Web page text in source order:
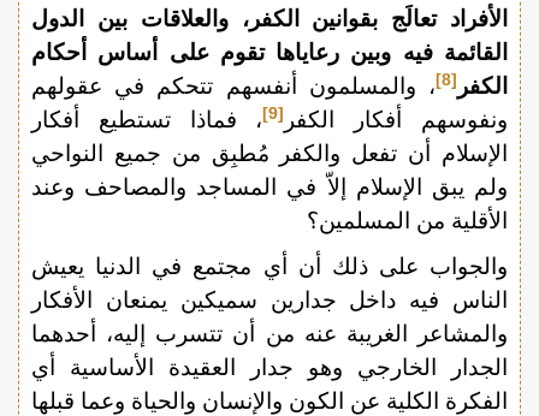
الأفراد تعالَج بقوانين الكفر، والعلاقات بين الدول
القائمة فيه وبين رعاياها تقوم على أساس أحكام
الكفر [8]
، والمسلمون أنفسهم تتحكم في عقولهم
ونفوسهم أفكار الكفر [9]
، فماذا تستطيع أفكار
الإسلام أن تفعل والكفر مُطبِق من جميع النواحي
ولم يبق الإسلام إلاّ في المساجد والمصاحف وعند
الأقلية من المسلمين؟
والجواب على ذلك أن أي مجتمع في الدنيا يعيش
الناس فيه داخل جدارين سميكين يمنعان الأفكار
والمشاعر الغريبة عنه من أن تتسرب إليه، أحدهما
الجدار الخارجي وهو جدار العقيدة الأساسية أي
الفكرة الكلية عن الكون والإنسان والحياة وعما قبلها